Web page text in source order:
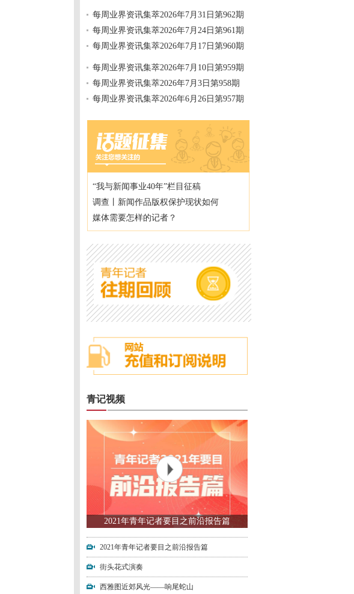
每周业界资讯集萃2026年7月31日第962期
每周业界资讯集萃2026年7月24日第961期
每周业界资讯集萃2026年7月17日第960期
每周业界资讯集萃2026年7月10日第959期
每周业界资讯集萃2026年7月3日第958期
每周业界资讯集萃2026年6月26日第957期
“我与新闻事业40年”栏目征稿
调查丨新闻作品版权保护现状如何
媒体需要怎样的记者？
青记视频
2021年青年记者要目之前沿报告篇
2021年青年记者要目之前沿报告篇
街头花式演奏
西雅图近郊风光——响尾蛇山